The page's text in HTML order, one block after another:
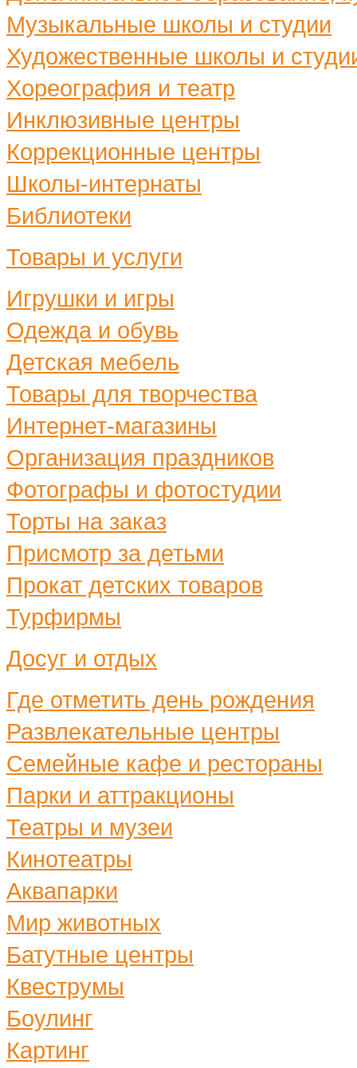
Музыкальные школы и студии
Художественные школы и
Хореография и театр
Инклюзивные центры
Коррекционные центры
Школы-интернаты
Библиотеки
Товары и услуги
Игрушки и игры
Одежда и обувь
Детская мебель
Товары для творчества
Интернет-магазины
Организация праздников
Фотографы и фотостудии
Торты на заказ
Присмотр за детьми
Прокат детских товаров
Турфирмы
Досуг и отдых
Где отметить день рождения
Развлекательные центры
Семейные кафе и рестораны
Парки и аттракционы
Театры и музеи
Кинотеатры
Аквапарки
Мир животных
Батутные центры
Квеструмы
Боулинг
Картинг